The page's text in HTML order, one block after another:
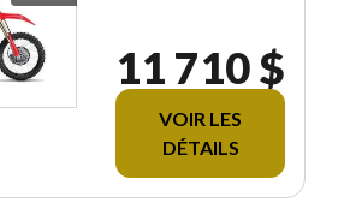
11 710 $
VOIR LES
DÉTAILS